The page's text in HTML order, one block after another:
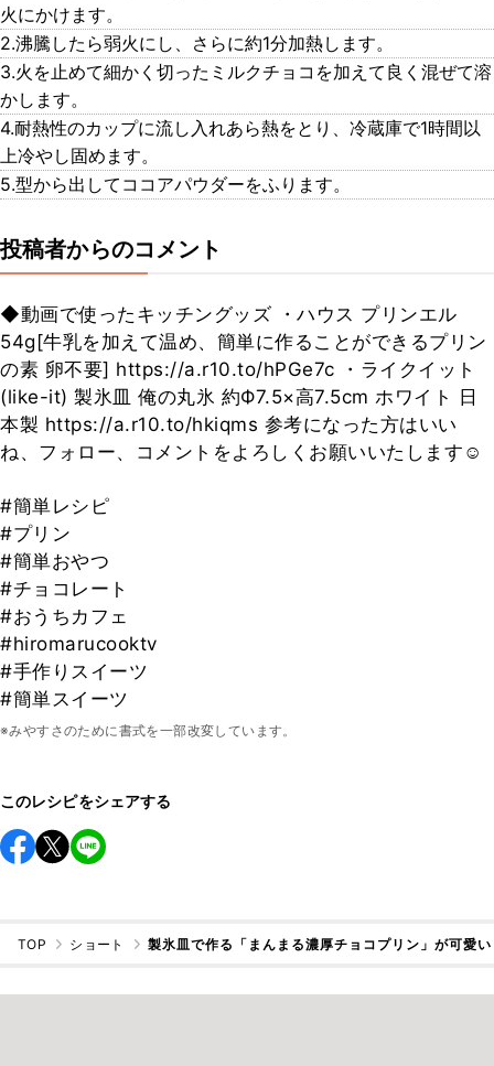
火にかけます。
2.沸騰したら弱火にし、さらに約1分加熱します。
3.火を止めて細かく切ったミルクチョコを加えて良く混ぜて溶
かします。
4.耐熱性のカップに流し入れあら熱をとり、冷蔵庫で1時間以
上冷やし固めます。
5.型から出してココアパウダーをふります。
投稿者からのコメント
◆動画で使ったキッチングッズ ・ハウス プリンエル
54g[牛乳を加えて温め、簡単に作ることができるプリン
の素 卵不要] https://a.r10.to/hPGe7c ・ライクイット
(like-it) 製氷皿 俺の丸氷 約Ф7.5×高7.5cm ホワイト 日
本製 https://a.r10.to/hkiqms 参考になった方はいい
ね、フォロー、コメントをよろしくお願いいたします☺
#簡単レシピ
#プリン
#簡単おやつ
#チョコレート
#おうちカフェ
#hiromarucooktv
#手作りスイーツ
#簡単スイーツ
※みやすさのために書式を一部改変しています。
このレシピをシェアする
TOP ショート 製氷皿で作る「まんまる濃厚チョコプリン」が可愛い